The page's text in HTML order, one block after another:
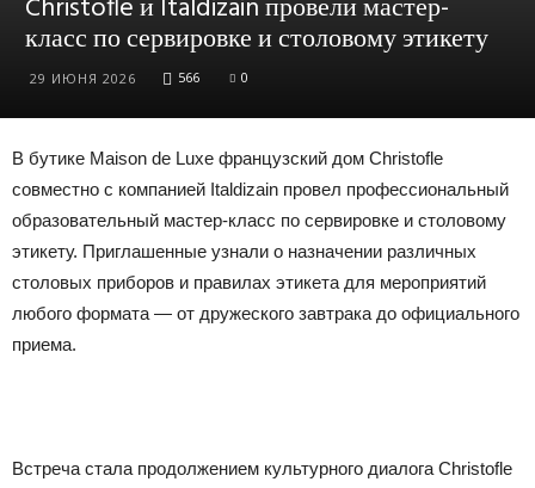
Christofle и Italdizain провели мастер-
класс по сервировке и столовому этикету
29 ИЮНЯ 2026 566 0
В бутике Maison de Luxe французский дом Christofle
совместно с компанией Italdizain провел профессиональный
образовательный мастер-класс по сервировке и столовому
этикету. Приглашенные узнали о назначении различных
столовых приборов и правилах этикета для мероприятий
любого формата — от дружеского завтрака до официального
приема.
Встреча стала продолжением культурного диалога Christofle